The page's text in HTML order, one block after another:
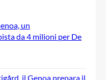
un
da 4 milioni per De
il Genoa prepara il